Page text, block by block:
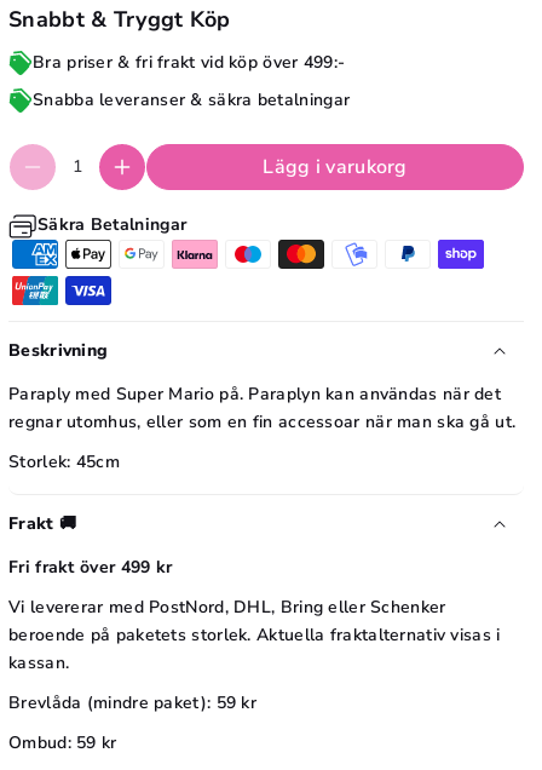
Snabbt & Tryggt Köp
Bra priser & fri frakt vid köp över 499:-
Snabba leveranser & säkra betalningar
f
ö
r
u
e
r
M
i
o
P
a
p
l
y
ö
p
e
r
M
o
P
p
Lägg i varukorg
Säkra Betalningar
Beskrivning
Paraply med Super Mario på. Paraplyn kan användas när det
regnar utomhus, eller som en fin accessoar när man ska gå ut.
Storlek: 45cm
Frakt 🚚
Fri frakt över 499 kr
Vi levererar med PostNord, DHL, Bring eller Schenker
beroende på paketets storlek. Aktuella fraktalternativ visas i
kassan.
Brevlåda (mindre paket): 59 kr
Ombud: 59 kr